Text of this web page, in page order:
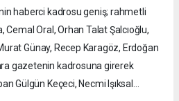
haberci kadrosu geniş; rahmetli
Oral, Orhan Talat Şalcıoğlu,
Günay, Recep Karagöz, Erdoğan
gazetenin kadrosuna girerek
Gülgün Keçeci, Necmi Işıksal…